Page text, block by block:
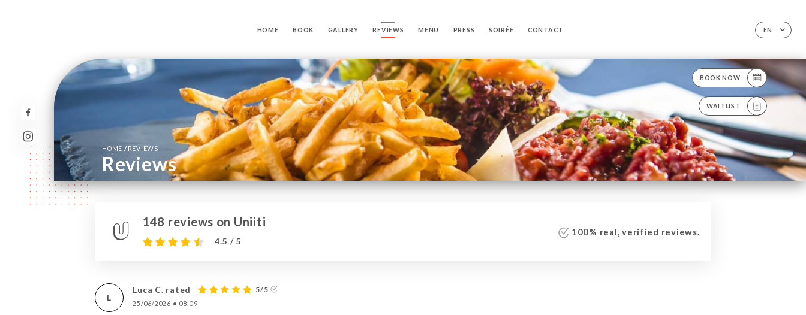
EN
HOME BOOK GALLERY REVIEWS MENU PRESS SOIRÉE CONTACT
BOOK NOW
WAITLIST
HOME /REVIEWS
Reviews
148 reviews on Uniiti
4.5 / 5
100% real, verified reviews.
L
Luca C. rated 5/5
25/06/2026 • 08:09